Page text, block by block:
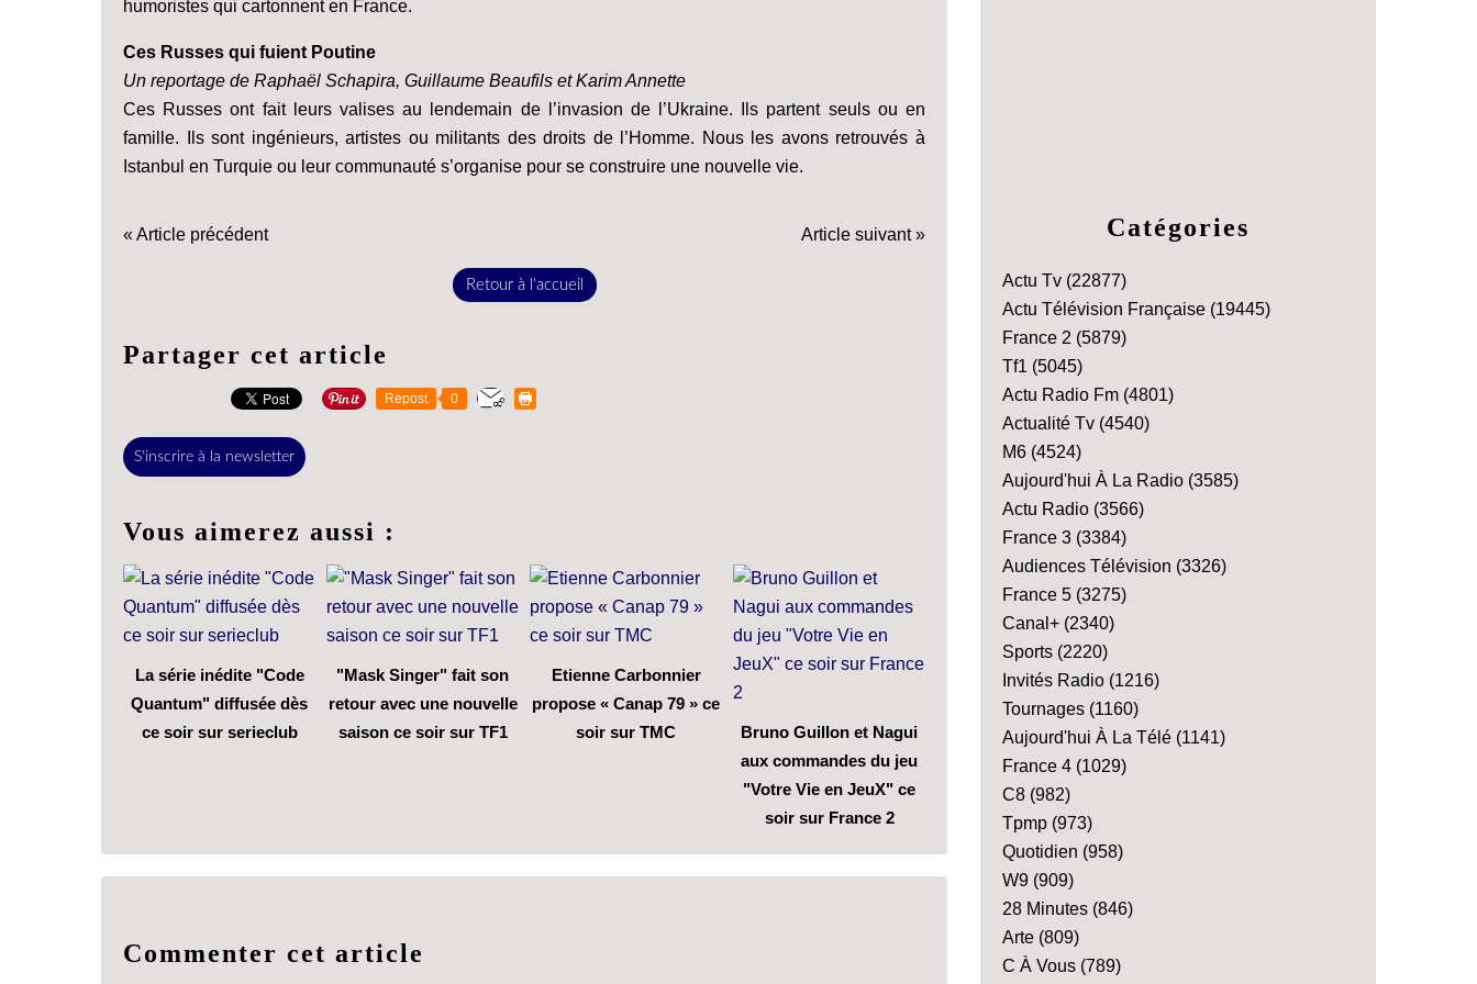
humoristes qui cartonnent en France.
Ces Russes qui fuient Poutine
Un reportage de Raphaël Schapira, Guillaume Beaufils et Karim Annette
Ces Russes ont fait leurs valises au lendemain de l’invasion de l’Ukraine. Ils partent seuls ou en
famille. Ils sont ingénieurs, artistes ou militants des droits de l’Homme. Nous les avons retrouvés à
Istanbul en Turquie ou leur communauté s’organise pour se construire une nouvelle vie.
« Article précédent Article suivant »
Retour à l'accueil
Partager cet article
Repost 0
S'inscrire à la newsletter
Vous aimerez aussi :
La série inédite "Code
Quantum" diffusée dès
ce soir sur serieclub
"Mask Singer" fait son
retour avec une nouvelle
saison ce soir sur TF1
Etienne Carbonnier
propose « Canap 79 » ce
soir sur TMC
Bruno Guillon et Nagui
aux commandes du jeu
"Votre Vie en JeuX" ce
soir sur France 2
Commenter cet article
Catégories
Actu Tv (22877)
Actu Télévision Française (19445)
France 2 (5879)
Tf1 (5045)
Actu Radio Fm (4801)
Actualité Tv (4540)
M6 (4524)
Aujourd'hui À La Radio (3585)
Actu Radio (3566)
France 3 (3384)
Audiences Télévision (3326)
France 5 (3275)
Canal+ (2340)
Sports (2220)
Invités Radio (1216)
Tournages (1160)
Aujourd'hui À La Télé (1141)
France 4 (1029)
C8 (982)
Tpmp (973)
Quotidien (958)
W9 (909)
28 Minutes (846)
Arte (809)
C À Vous (789)